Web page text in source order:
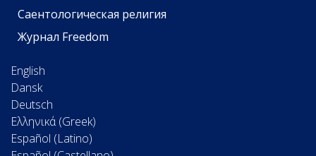
Саентологическая религия
Журнал Freedom
English
Dansk
Deutsch
Ελληνικά (Greek)
Español (Latino)